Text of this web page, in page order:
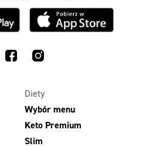
Diety
Wybór menu
Keto Premium
Slim